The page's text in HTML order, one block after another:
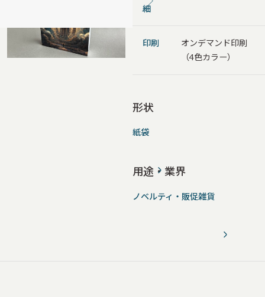
細
印刷
オンデマンド印刷
（4色カラー）
形状
紙袋
用途・業界
ノベルティ・販促雑貨